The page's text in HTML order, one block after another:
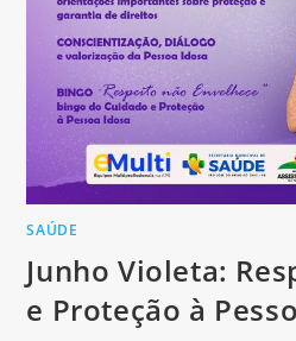
SAÚDE
Junho Violeta:
e Proteção à